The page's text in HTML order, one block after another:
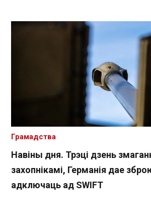
Навіны дня. Трэці дзень
захопнікамі, Германія дае
адключаць ад SWIFT
Грамадства